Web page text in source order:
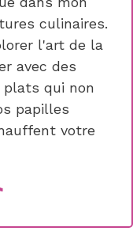
culinaires.
l'art de la
avec des
plats qui non
papilles
votre